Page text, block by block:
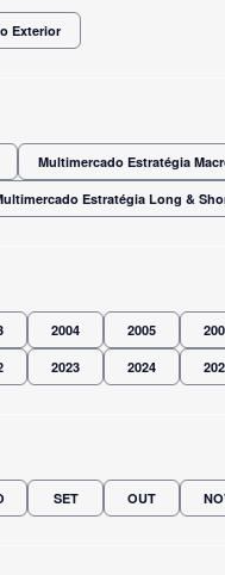
Exterior
Multimercado Estratégia
Estratégia Long &
2004 2005
2023 2024
SET OUT